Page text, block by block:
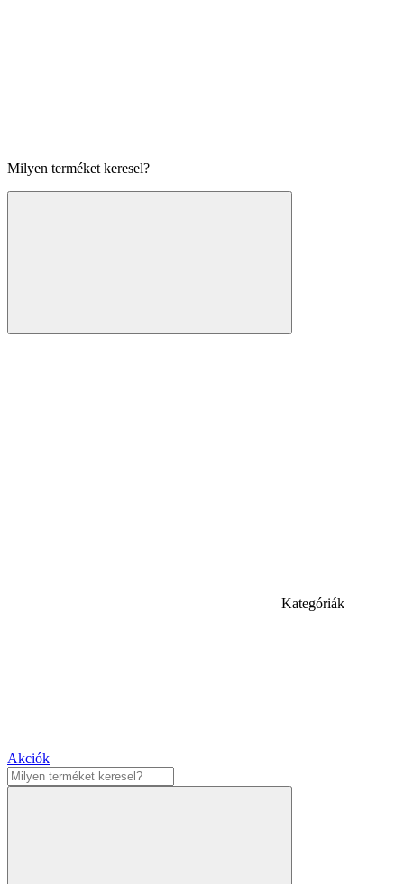
Milyen terméket keresel?
Kategóriák
Akciók